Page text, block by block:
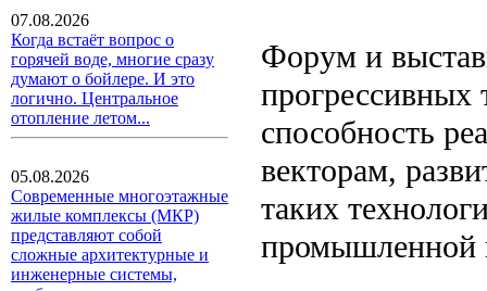
07.08.2026
Когда встаёт вопрос о
горячей воде, многие сразу
думают о бойлере. И это
логично. Центральное
отопление летом...
05.08.2026
Современные многоэтажные
жилые комплексы (МКР)
представляют собой
сложные архитектурные и
инженерные системы,
Форум и
прогрессивных
способность
векторам,
таких
промышленной